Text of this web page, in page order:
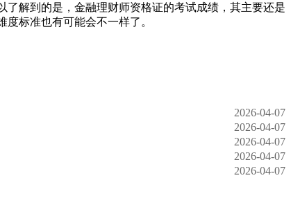
解到的是，金融理财师资格证的考试成绩，其主要还是
标准也有可能会不一样了。
2026-04-07
2026-04-07
2026-04-07
2026-04-07
2026-04-07